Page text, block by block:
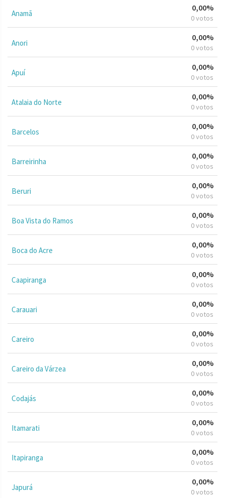
Anamã
0,00%
0 votos
Anori
0,00%
0 votos
Apuí
0,00%
0 votos
Atalaia do Norte
0,00%
0 votos
Barcelos
0,00%
0 votos
Barreirinha
0,00%
0 votos
Beruri
0,00%
0 votos
Boa Vista do Ramos
0,00%
0 votos
Boca do Acre
0,00%
0 votos
Caapiranga
0,00%
0 votos
Carauari
0,00%
0 votos
Careiro
0,00%
0 votos
Careiro da Várzea
0,00%
0 votos
Codajás
0,00%
0 votos
Itamarati
0,00%
0 votos
Itapiranga
0,00%
0 votos
Japurá
0,00%
0 votos